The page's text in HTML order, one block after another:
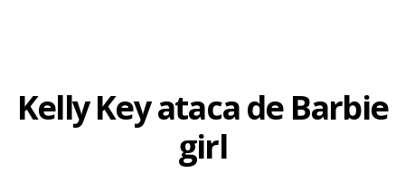
Kelly Key ataca de Barbie
girl